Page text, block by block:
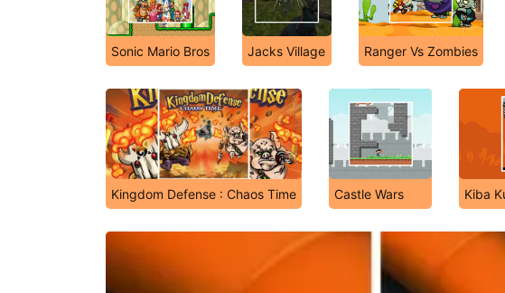
Sonic Mario Bros Jacks Village Ranger Vs Zombies
Kingdom Defense : Chaos Time Castle Wars Kiba